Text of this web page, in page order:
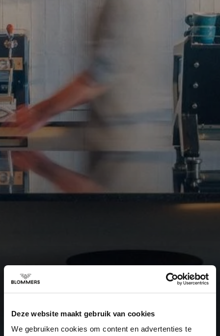
Deze website maakt gebruik van cookies
We gebruiken cookies om content en advertenties te